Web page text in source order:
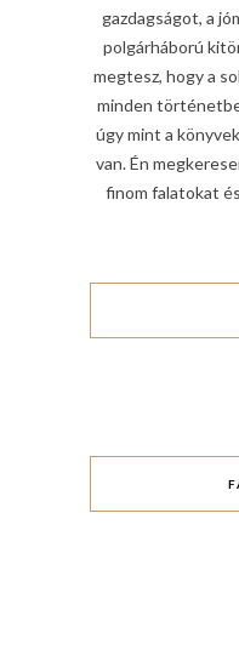
gazdagságot, a
polgárháború
megtesz, hogy a
minden
úgy mint a
van. Én
finom falatokat